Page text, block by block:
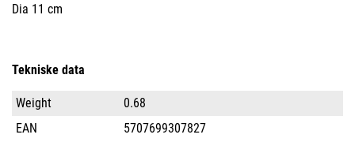
Dia 11 cm
Tekniske data
Weight
0.68
EAN
5707699307827